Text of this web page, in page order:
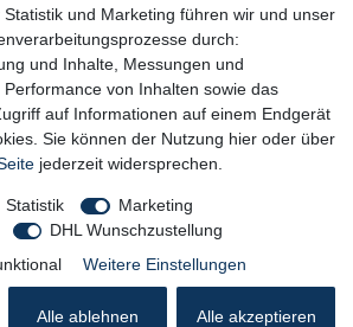
und Marketing führen wir und unser
durch:
und Inhalte, Messungen und
von Inhalten sowie das
auf Informationen auf einem Endgerät
Sie können der Nutzung hier oder über
jederzeit widersprechen.
Statistik
Marketing
DHL Wunschzustellung
Weitere Einstellungen
Alle akzeptieren
Alle ablehnen